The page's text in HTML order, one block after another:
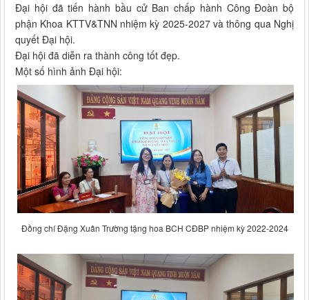
Đại hội đã tiến hành bầu cử Ban chấp hành Công Đoàn bộ
phận Khoa KTTV&TNN nhiệm kỳ 2025-2027 và thông qua Nghị
quyết Đại hội.
Đại hội đã diễn ra thành công tốt đẹp.
Một số hình ảnh Đại hội:
Đồng chí Đặng Xuân Trường tặng hoa BCH CĐBP nhiệm kỳ 2022-2024